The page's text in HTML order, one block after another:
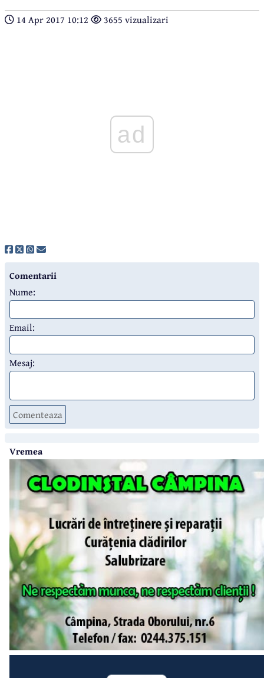
14 Apr 2017 10:12 3655 vizualizari
ad
Comentarii
Nume:
Email:
Mesaj:
Comenteaza
Vremea